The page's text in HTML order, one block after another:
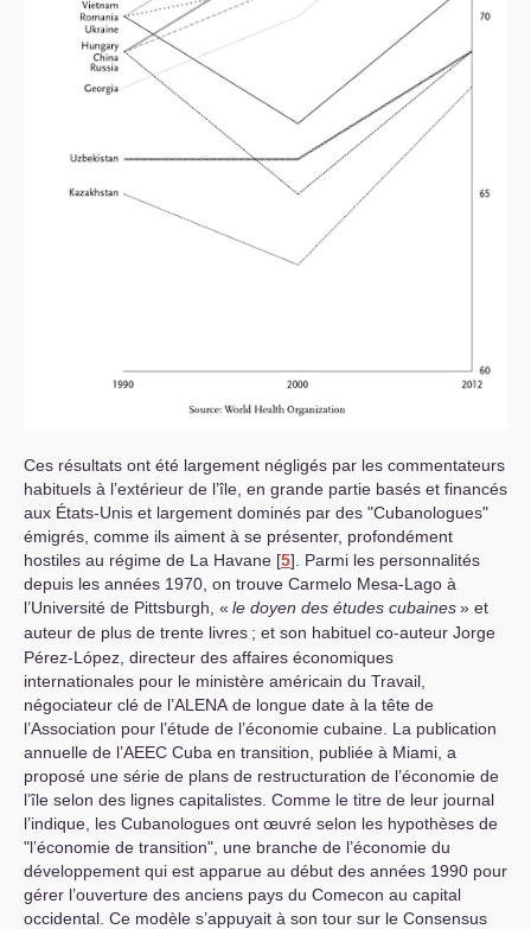
Ces résultats ont été largement négligés par les commentateurs
habituels à l’extérieur de l’île, en grande partie basés et financés
aux États-Unis et largement dominés par des "Cubanologues"
émigrés, comme ils aiment à se présenter, profondément
hostiles au régime de La Havane [5] . Parmi les personnalités
depuis les années 1970, on trouve Carmelo Mesa-Lago à
l’Université de Pittsburgh, « le doyen des études cubaines» et
auteur de plus de trente livres ; et son habituel co-auteur Jorge
Pérez-López, directeur des affaires économiques
internationales pour le ministère américain du Travail,
négociateur clé de l’ALENA de longue date à la tête de
l’Association pour l’étude de l’économie cubaine. La publication
annuelle de l’AEEC Cuba en transition, publiée à Miami, a
proposé une série de plans de restructuration de l’économie de
l’île selon des lignes capitalistes. Comme le titre de leur journal
l’indique, les Cubanologues ont œuvré selon les hypothèses de
"l’économie de transition", une branche de l’économie du
développement qui est apparue au début des années 1990 pour
gérer l’ouverture des anciens pays du Comecon au capital
occidental. Ce modèle s’appuyait à son tour sur le Consensus